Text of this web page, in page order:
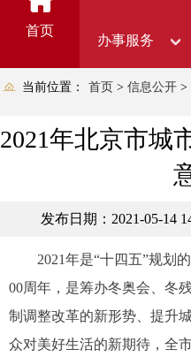
首页
办事服务
当前位置： 首页 > 信息公开 >
2021年北京市城
发布日期：2021-05-14
2021年是“十四五”规划
00周年，是筹办冬奥会、冬
制调整改革的新形势、提升
众对美好生活的新期待，全